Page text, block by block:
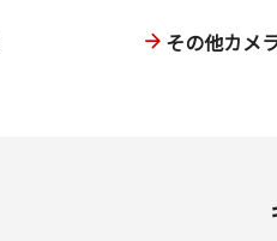
その他カメ